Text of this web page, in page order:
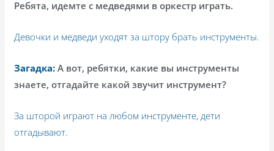
Ребята, идемте с медведями в оркестр играть.
Девочки и медведи уходят за штору брать инструменты.
Загадка:А вот, ребятки, какие вы инструменты
знаете, отгадайте какой звучит инструмент?
За шторой играют на любом инструменте, дети
отгадывают.